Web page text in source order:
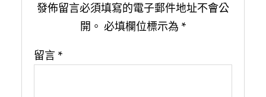
發佈留言必須填寫的電子郵件地址不會公
開。 必填欄位標示為 *
留言 *